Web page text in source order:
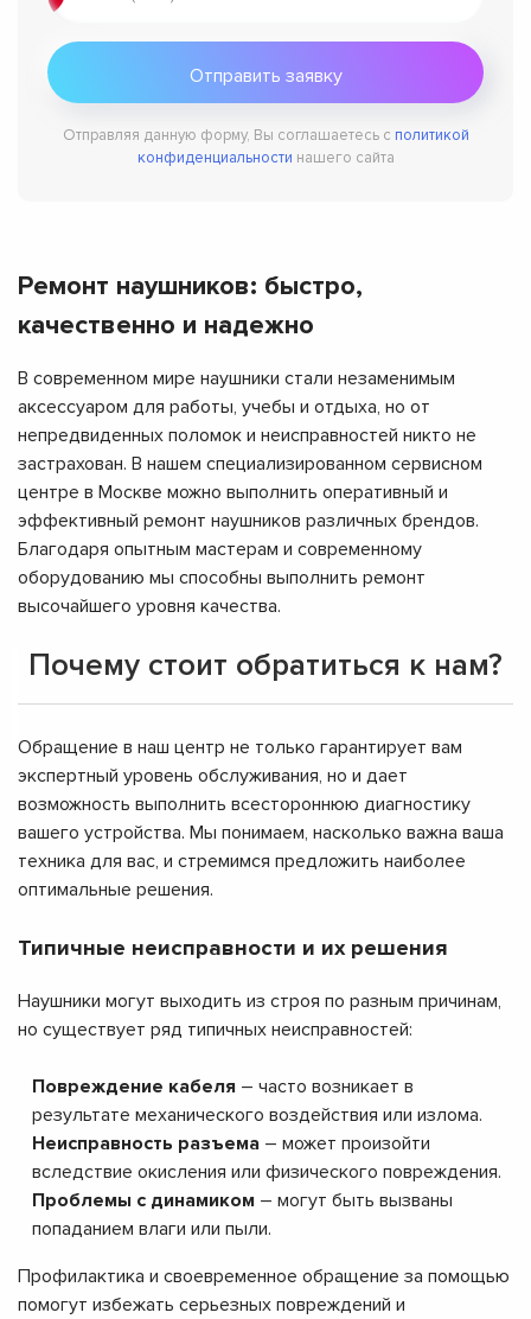
Отправляя данную форму, Вы соглашаетесь с политикой
конфиденциальности нашего сайта
Ремонт наушников: быстро,
качественно и надежно
В современном мире наушники стали незаменимым
аксессуаром для работы, учебы и отдыха, но от
непредвиденных поломок и неисправностей никто не
застрахован. В нашем специализированном сервисном
центре в Москве можно выполнить оперативный и
эффективный ремонт наушников различных брендов.
Благодаря опытным мастерам и современному
оборудованию мы способны выполнить ремонт
высочайшего уровня качества.
Почему стоит обратиться к нам?
Обращение в наш центр не только гарантирует вам
экспертный уровень обслуживания, но и дает
возможность выполнить всестороннюю диагностику
вашего устройства. Мы понимаем, насколько важна ваша
техника для вас, и стремимся предложить наиболее
оптимальные решения.
Типичные неисправности и их решения
Наушники могут выходить из строя по разным причинам,
но существует ряд типичных неисправностей:
Повреждение кабеля – часто возникает в
результате механического воздействия или излома.
Неисправность разъема – может произойти
вследствие окисления или физического повреждения.
Проблемы с динамиком – могут быть вызваны
попаданием влаги или пыли.
Профилактика и своевременное обращение за помощью
помогут избежать серьезных повреждений и